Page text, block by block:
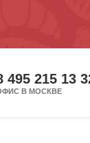
495 215 13
В МОСКВЕ